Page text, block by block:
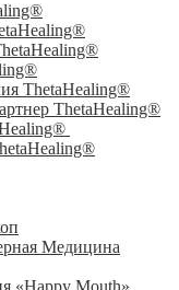
ThetaHealing®
ThetaHealing®
Медицина
«Happy Mouth»